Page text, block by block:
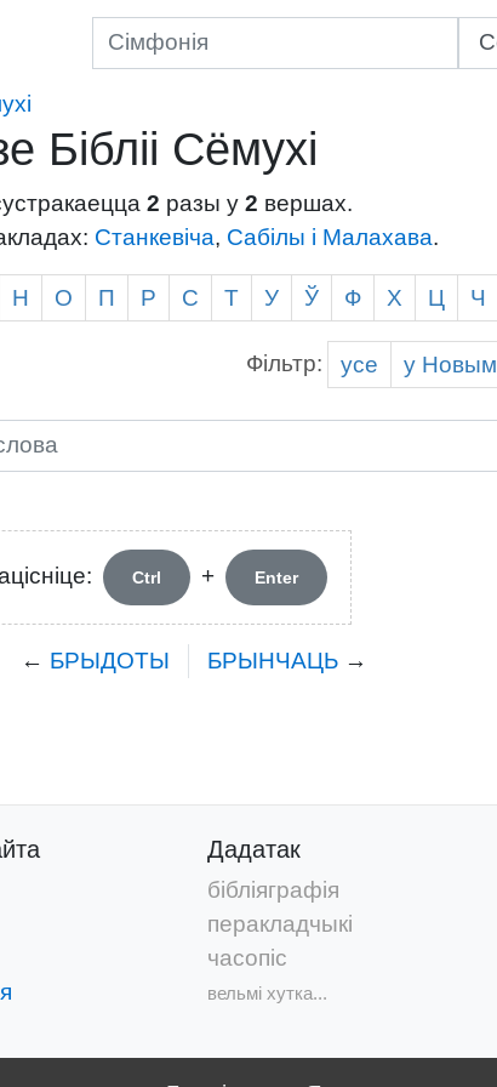
Сёмухі
2 разы у 2 вершах.
Станкевіча, Сабілы і Малахава.
Н О П Р С Т У Ў Ф Х Ц Ч
Фільтр: усе у Новым
Ctrl + Enter
← БРЫДОТЫ БРЫНЧАЦЬ →
Дадатак
бібліяграфія
перакладчыкі
часопіс
вельмі хутка...